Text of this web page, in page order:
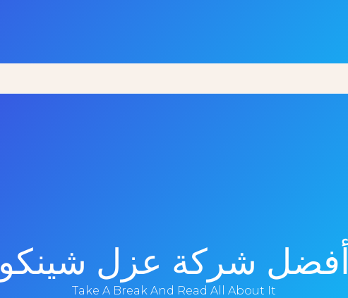
أفضل شركة عزل شينكو
Take A Break And Read All About It